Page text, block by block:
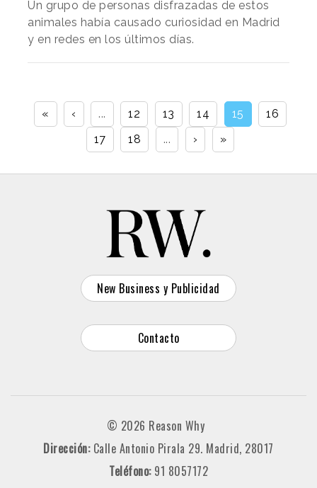
Un grupo de personas disfrazadas de estos
animales había causado curiosidad en Madrid
y en redes en los últimos días.
« ‹ ... 12 13 14 15
16
17
18 ... › »
New Business y Publicidad
Contacto
© 2026 Reason Why
Dirección: Calle Antonio Pirala 29. Madrid, 28017
Teléfono: 91 8057172